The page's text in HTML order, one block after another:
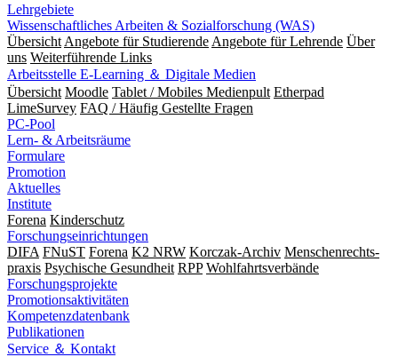
Lehrgebiete
Wissenschaftliches Arbeiten & Sozialforschung (WAS)
Übersicht Angebote für Studierende Angebote für Lehrende Über
uns Weiterführende Links
Arbeitsstelle E-Learning ＆ Digitale Medien
Übersicht Moodle Tablet / Mobiles Medienpult Etherpad
LimeSurvey FAQ / Häufig Gestellte Fragen
PC-Pool
Lern- & Arbeitsräume
Formulare
Promotion
Aktuelles
Institute
Forena Kinderschutz
Forschungseinrichtungen
DIFA FNuST Forena K2 NRW Korczak-Archiv Men­schen­rechts­
praxis Psy­chische Gesund­heit RPP Wohlfahrts­verbände
Forschungsprojekte
Promotionsaktivitäten
Kompetenzdatenbank
Publikationen
Service ＆ Kontakt